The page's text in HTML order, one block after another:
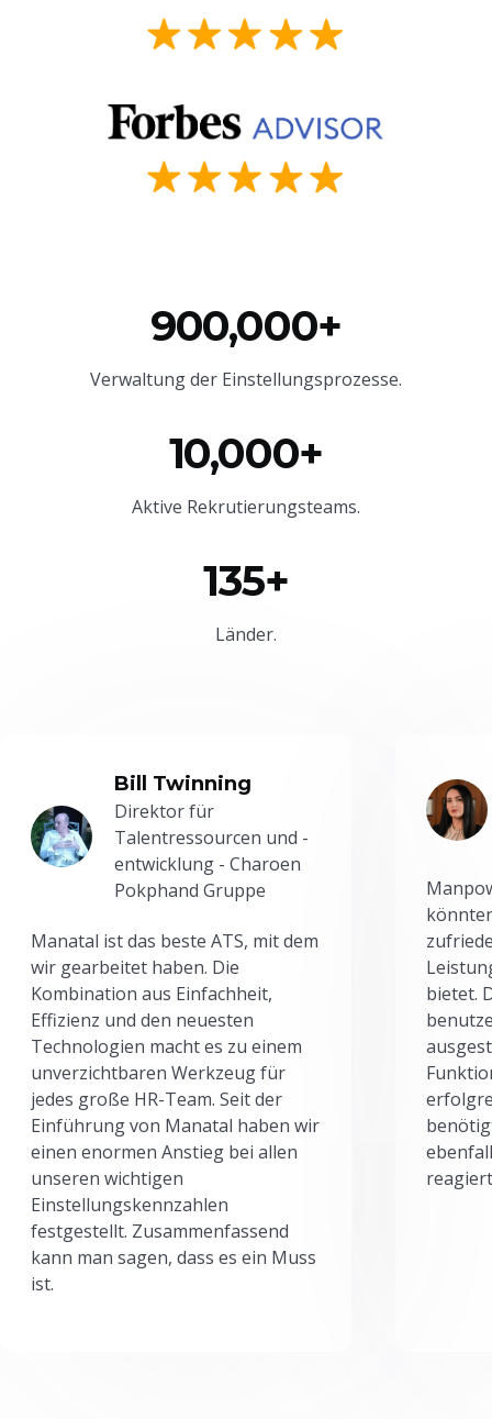
900,000+
Verwaltung der Einstellungsprozesse.
10,000+
Aktive Rekrutierungsteams.
135+
Länder.
Bill Twinning
Direktor für
Talentressourcen und -
entwicklung - Charoen
Pokphand Gruppe
Manatal ist das beste ATS, mit dem
wir gearbeitet haben. Die
Kombination aus Einfachheit,
Effizienz und den neuesten
Technologien macht es zu einem
unverzichtbaren Werkzeug für
jedes große HR-Team. Seit der
Einführung von Manatal haben wir
einen enormen Anstieg bei allen
unseren wichtigen
Einstellungskennzahlen
festgestellt. Zusammenfassend
kann man sagen, dass es ein Muss
ist.
bietet.